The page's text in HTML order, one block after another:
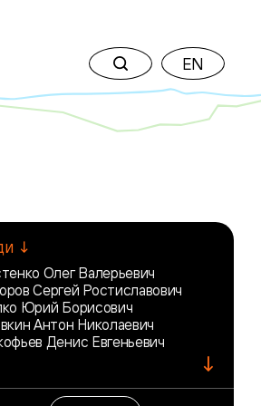
EN
↓
Олег Валерьевич
Сергей Ростиславович
Юрий Борисович
Антон Николаевич
Денис Евгеньевич
↓